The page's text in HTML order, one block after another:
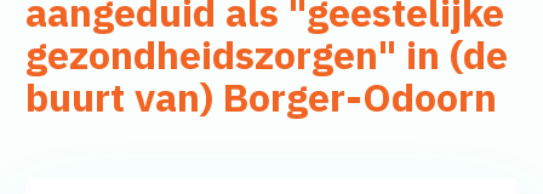
aangeduid als "geestelijke
gezondheidszorgen" in (de
buurt van) Borger-Odoorn